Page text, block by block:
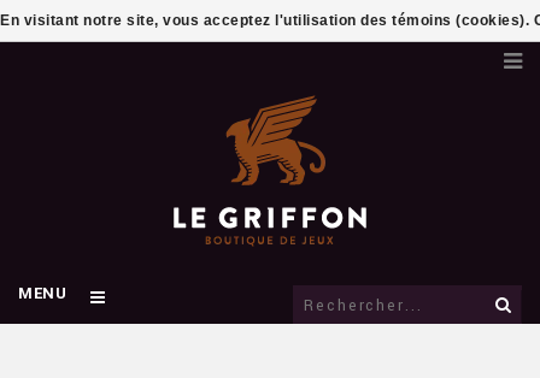
MENU
En visitant notre site, vous acceptez l'utilisation des témoins